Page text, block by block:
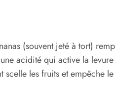
(souvent jeté à tort)
acidité qui active la
les fruits et empêche